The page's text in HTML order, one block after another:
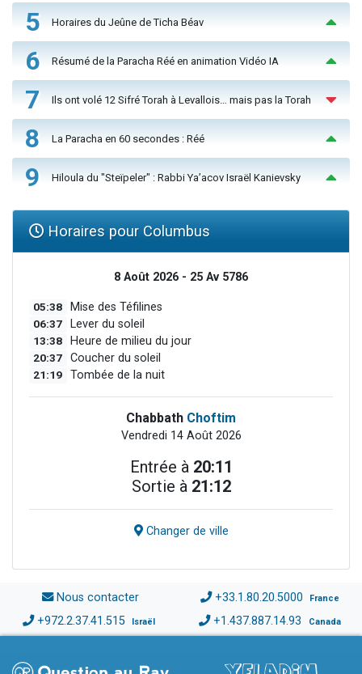
5 Horaires du Jeûne de Ticha Béav
6 Résumé de la Paracha Réé en animation Vidéo IA
7 Ils ont volé 12 Sifré Torah à Levallois… mais pas la Torah
8 La Paracha en 60 secondes : Réé
9 Hiloula du "Steïpeler" : Rabbi Ya’acov Israël Kanievsky
Horaires pour Columbus
8 Août 2026 - 25 Av 5786
05:38 Mise des Téfilines
06:37 Lever du soleil
13:38 Heure de milieu du jour
20:37 Coucher du soleil
21:19 Tombée de la nuit
Chabbath Choftim
Vendredi 14 Août 2026
Entrée à 20:11
Sortie à 21:12
Changer de ville
Nous contacter +33.1.80.20.5000 France
+972.2.37.41.515 Israël +1.437.887.14.93 Canada